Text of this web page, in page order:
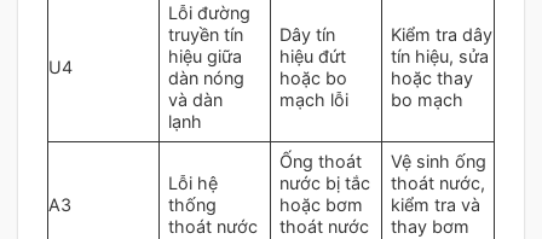
U4
Lỗi đường
truyền tín
hiệu giữa
dàn nóng
và dàn
lạnh
Dây tín
hiệu đứt
hoặc bo
mạch lỗi
Kiểm tra dây
tín hiệu, sửa
hoặc thay
bo mạch
A3
Lỗi hệ
thống
thoát nước
Ống thoát
nước bị tắc
hoặc bơm
thoát nước
Vệ sinh ống
thoát nước,
kiểm tra và
thay bơm